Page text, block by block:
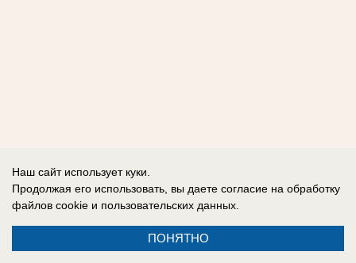
Наш сайт использует куки.
Продолжая его использовать, вы даете согласие на обработку
файлов cookie и пользовательских данных.
ПОНЯТНО